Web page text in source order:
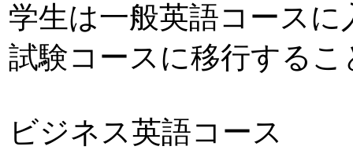
学生は一般英語コースに
試験コースに移行する
ビジネス英語コース